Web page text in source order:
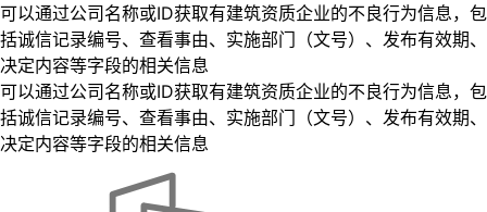
可以通过公司名称或ID获取有建筑资质企业的不良行为信息，包
括诚信记录编号、查看事由、实施部门（文号）、发布有效期、
决定内容等字段的相关信息
可以通过公司名称或ID获取有建筑资质企业的不良行为信息，包
括诚信记录编号、查看事由、实施部门（文号）、发布有效期、
决定内容等字段的相关信息